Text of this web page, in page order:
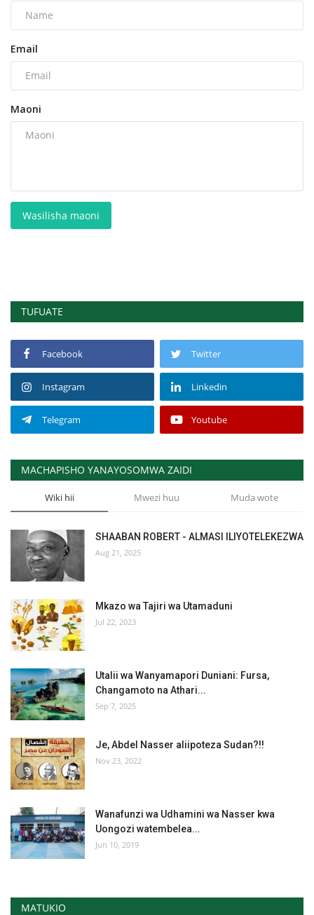
Email
Maoni
Wasilisha maoni
TUFUATE
Facebook Twitter
Instagram Linkedin
Telegram Youtube
MACHAPISHO YANAYOSOMWA ZAIDI
Wiki hii Mwezi huu Muda wote
SHAABAN ROBERT - ALMASI ILIYOTELEKEZWA
Aug 21, 2025
Mkazo wa Tajiri wa Utamaduni
Jul 22, 2023
Utalii wa Wanyamapori Duniani: Fursa,
Changamoto na Athari...
Sep 7, 2025
Je, Abdel Nasser aliipoteza Sudan?!!
Nov 23, 2022
Wanafunzi wa Udhamini wa Nasser kwa
Uongozi watembelea...
Jun 10, 2019
MATUKIO